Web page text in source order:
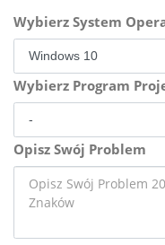
Wybierz System
Wybierz Program
Opisz Swój Problem